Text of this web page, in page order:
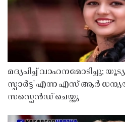
മദ്യപിച്ച്
സ്പാർട്ട' എന്ന എസ് ആർ
സസ്പെൻഡ് ചെയ്തു ​​​​​​​